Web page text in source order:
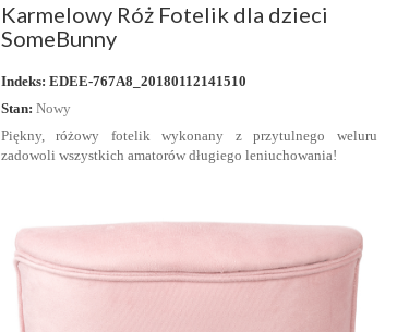
Karmelowy Róż Fotelik dla dzieci
SomeBunny
Indeks: EDEE-767A8_20180112141510
Stan: Nowy
Piękny, różowy fotelik wykonany z przytulnego weluru
zadowoli wszystkich amatorów długiego leniuchowania!